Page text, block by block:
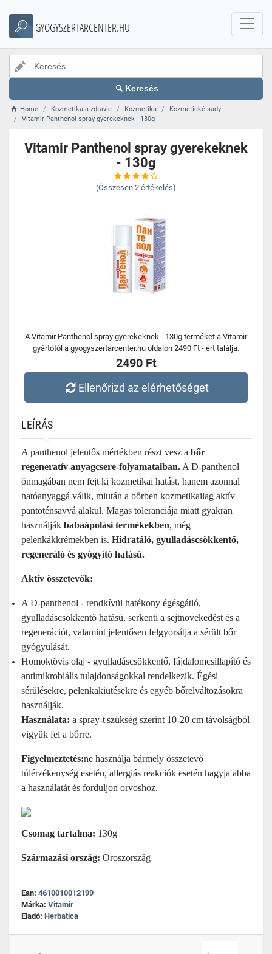
GYOGYSZERTARCENTER.HU
Keresés
Home Kozmetika a zdravie Kozmetika
Kozmetické sady
Vitamir Panthenol spray gyerekeknek - 130g
Vitamir Panthenol spray gyerekeknek
- 130g
(Összesen 2 értékelés)
A Vitamir Panthenol spray gyerekeknek - 130g terméket a Vitamir
gyártótól a gyogyszertarcenter.hu oldalon 2490 Ft - ért találja.
2490 Ft
Ellenőrizd az elérhetőséget
LEÍRÁS
A panthenol jelentős mértékben részt vesz a bőr
regeneratív anyagcsere-folyamataiban. A D-panthenol
önmagában nem fejt ki kozmetikai hatást, hanem azonnal
hatóanyaggá válik, miután a bőrben kozmetikailag aktív
pantoténsavvá alakul. Magas toleranciája miatt gyakran
használják babaápolási termékekben, még
pelenkákkrémekben is. Hidratáló, gyulladáscsökkentő,
regeneráló és gyógyító hatású.
Aktív összetevők:
A D-panthenol - rendkívül hatékony égésgátló,
gyulladáscsökkentő hatású, serkenti a sejtnövekedést és a
regenerációt, valamint jelentősen felgyorsítja a sérült bőr
gyógyulását.
Homoktövis olaj - gyulladáscsökkentő, fájdalomcsillapító és
antimikrobiális tulajdonságokkal rendelkezik. Égési
sérülésekre, pelenkakiütésekre és egyéb bőrelváltozásokra
használják.
Használata: a spray-tszükség szerint 10-20 cm távolságból
vigyük fel a bőrre.
Figyelmeztetés:ne használja bármely összetevő
túlérzékenység esetén, allergiás reakciók esetén hagyja abba
a használatát és forduljon orvoshoz.
Csomag tartalma: 130g
Származási ország: Oroszország
Ean: 4610010012199
Márka: Vitamir
Eladó: Herbatica